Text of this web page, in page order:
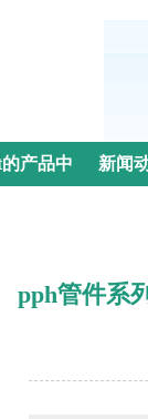
产品中 新闻
pph管件系